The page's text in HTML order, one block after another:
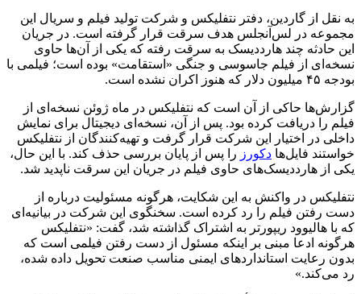
به نقل از گاردین، دفتر نتفلیکس و شرکت تولید فیلم و سریال این
مجموعه در لس‌آنجلس هدف سرقت قرار گرفته است. در جریان
این حادثه چند هارددیسک به سرقت رفته که یکی از آن‌ها حاوی
نسخه‌ای از فیلم جاسوسی و جنگی «استقامت» بوده است؛ فیلمی با
بودجه ۴۵ میلیون دلار که هنوز اکران نشده است.
گزارش‌ها حاکی از آن است که نتفلیکس در ماه ژوئن نسخه‌ای از
فیلم را دریافت کرده بود. پس از آن، نسخه‌ای دیجیتال برای نمایش
داخلی در اختیار این شرکت قرار گرفت و تهیه‌کنندگان از نتفلیکس
خواستند فایل‌ها دکورز را پس از پایان بررسی حذف کند. با این حال،
یکی از هارددیسک‌های حاوی فیلم در جریان این سرقت ناپدید شد.
نتفلیکس در واکنش به این شکایت، هرگونه مسئولیت درباره از
دست رفتن فیلم را رد کرده است. سخنگوی این شرکت در بیانیه‌ای
که با هالیوود ریپورتر به اشتراک گذاشته شد، گفت: «نتفلیکس
هرگونه ادعا مبنی بر اینکه مسئول از دست رفتن فیلمی است که
بدون رعایت استانداردهای ایمنی مناسب صنعت تحویل داده شده،
رد می‌کند.»